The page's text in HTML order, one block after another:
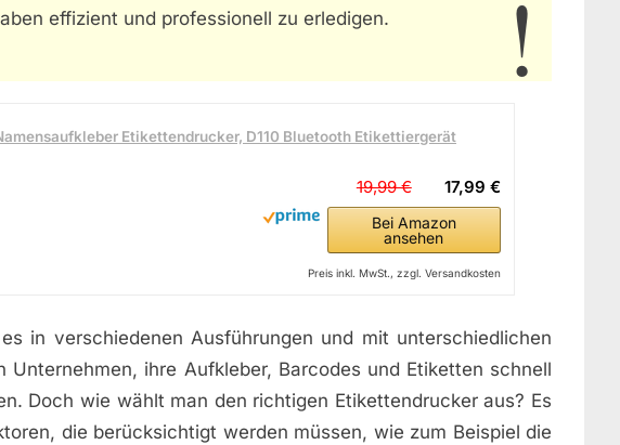
effizient und professionell zu erledigen.
Etikettendrucker, D110 Bluetooth Etikettiergerät
17,99 €
19,99 €
Bei Amazon
ansehen
Preis inkl. MwSt., zzgl. Versandkosten
in verschiedenen Ausführungen und mit unterschiedlichen
Unternehmen, ihre Aufkleber, Barcodes und Etiketten schnell
Doch wie wählt man den richtigen Etikettendrucker aus? Es
die berücksichtigt werden müssen, wie zum Beispiel die